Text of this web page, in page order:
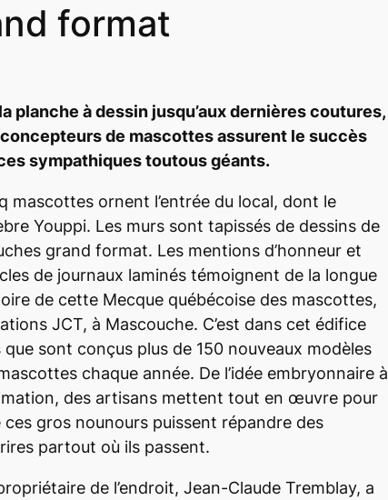
format
planche à dessin jusqu’aux dernières coutures,
de mascottes assurent le succès
sympathiques toutous géants.
mascottes ornent l’entrée du local, dont le
Youppi. Les murs sont tapissés de dessins de
grand format. Les mentions d’honneur et
de journaux laminés témoignent de la longue
de cette Mecque québécoise des mascottes,
JCT, à Mascouche. C’est dans cet édifice
que sont conçus plus de 150 nouveaux modèles
chaque année. De l’idée embryonnaire à
des artisans mettent tout en œuvre pour
ces gros nounours puissent répandre des
partout où ils passent.
de l’endroit, Jean-Claude Tremblay, a